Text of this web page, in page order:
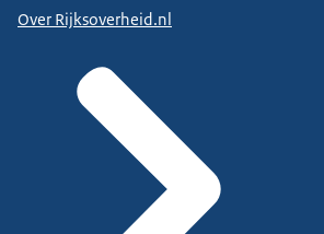
Over Rijksoverheid.nl